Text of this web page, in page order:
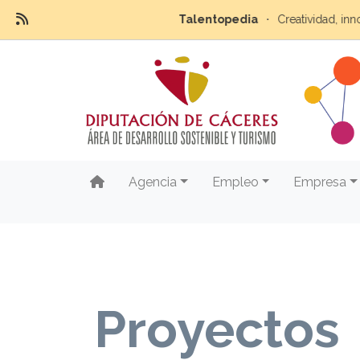
Talentopedia Creatividad, innovación y
Agencia Empleo Empresa
Proyectos